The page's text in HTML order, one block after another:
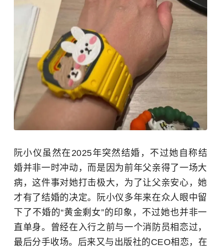
阮小仪虽然在2025年突然结婚，不过她自称结
婚并非一时冲动，而是因为前年父亲得了一场大
病，这件事对她打击极大，为了让父亲安心，她
才有了结婚的决定。阮小仪多年来在众人眼中留
下了不婚的“黄金剩女”的印象，不过她也并非一
直单身。曾经在入行之前与一个消防员相恋过，
最后分手收场。后来又与出版社的CEO相恋，在